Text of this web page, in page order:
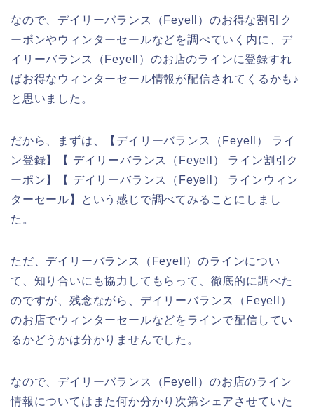
なので、デイリーバランス（Feyell）のお得な割引ク
ーポンやウィンターセールなどを調べていく内に、デ
イリーバランス（Feyell）のお店のラインに登録すれ
ばお得なウィンターセール情報が配信されてくるかも♪
と思いました。
だから、まずは、【デイリーバランス（Feyell） ライ
ン登録】【 デイリーバランス（Feyell） ライン割引ク
ーポン】【 デイリーバランス（Feyell） ラインウィン
ターセール】という感じで調べてみることにしまし
た。
ただ、デイリーバランス（Feyell）のラインについ
て、知り合いにも協力してもらって、徹底的に調べた
のですが、残念ながら、デイリーバランス（Feyell）
のお店でウィンターセールなどをラインで配信してい
るかどうかは分かりませんでした。
なので、デイリーバランス（Feyell）のお店のライン
情報についてはまた何か分かり次第シェアさせていた